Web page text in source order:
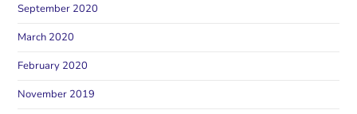
September 2020
March 2020
February 2020
November 2019